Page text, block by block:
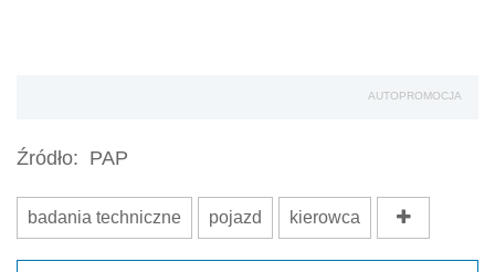
AUTOPROMOCJA
Źródło: PAP
badania techniczne pojazd kierowca